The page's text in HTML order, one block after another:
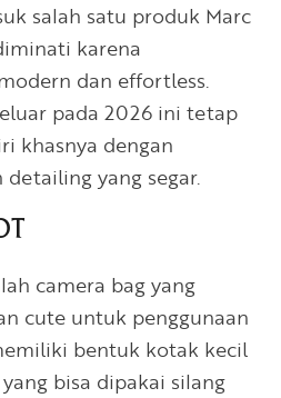
salah satu produk Marc
karena
dan effortless.
pada 2026 ini tetap
khasnya dengan
yang segar.
camera bag yang
cute untuk penggunaan
bentuk kotak kecil
bisa dipakai silang